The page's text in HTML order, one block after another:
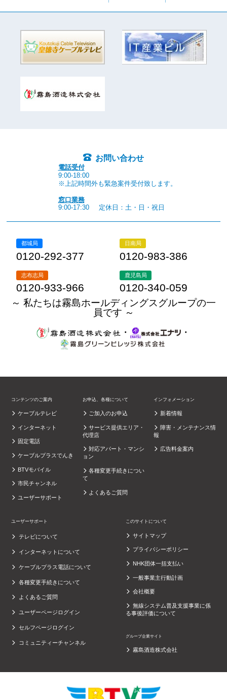
お問い合わせ
電話受付
9:00-18:00
※上記時間外も緊急案件受付致します。
窓口業務
9:00-17:30
定休日：土・日・祝日
都城局
0120-292-377
日南局
0120-983-386
志布志局
0120-933-966
鹿児島局
0120-340-059
～ 私たちは霧島ホールディングスグループの一
員です ～
・
・
コンテンツのご案内
ケーブルテレビ
インターネット
固定電話
ケーブルプラスでんき
BTVモバイル
市民チャンネル
ユーザーサポート
お申込、各種について
ご加入のお申込
サービス提供エリア・
代理店
対応アパート・マンシ
ョン
各種変更手続きについ
て
よくあるご質問
インフォメーション
新着情報
障害・メンテナンス情
報
広告料金案内
ユーザーサポート
テレビについて
インターネットについて
ケーブルプラス電話について
各種変更手続きについて
よくあるご質問
ユーザーページログイン
セルフページログイン
コミュニティーチャンネル
このサイトについて
サイトマップ
プライバシーポリシー
NHK団体一括支払い
一般事業主行動計画
会社概要
無線システム普及支援事業に係
る事後評価について
グループ企業サイト
霧島酒造株式会社